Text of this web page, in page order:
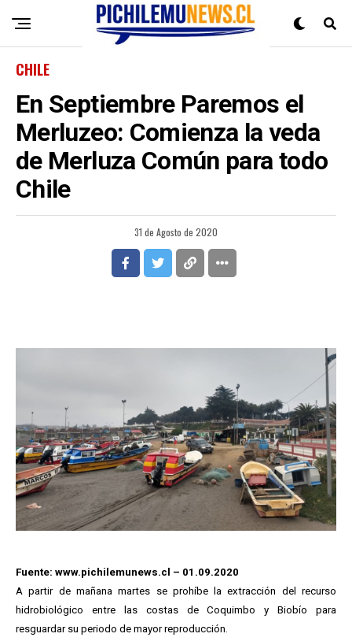
CHILE
En Septiembre Paremos el
Merluzeo: Comienza la veda
de Merluza Común para todo
Chile
31 de Agosto de 2020
Fuente: www.pichilemunews.cl – 01.09.2020
A partir de mañana martes se prohíbe la extracción del recurso
hidrobiológico entre las costas de Coquimbo y Biobío para
resguardar su periodo de mayor reproducción.